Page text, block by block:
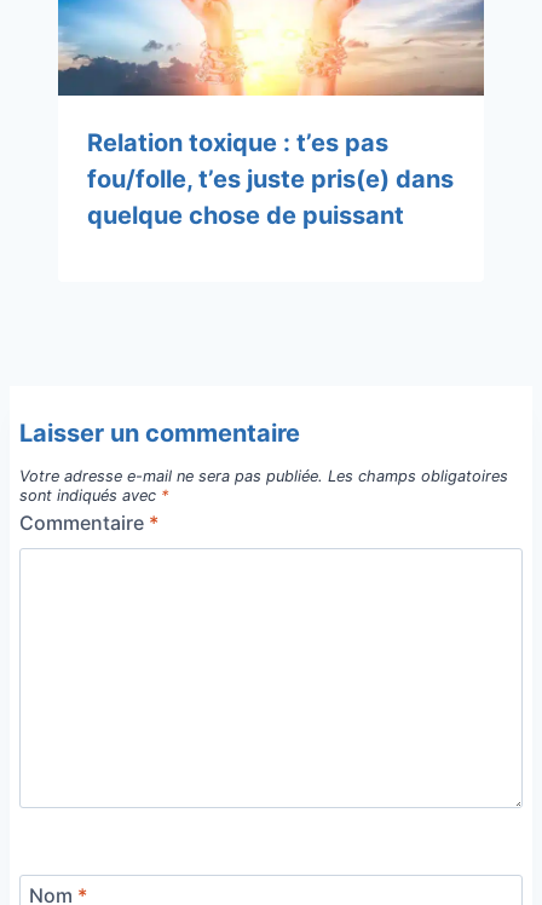
Relation toxique : t’es pas
fou/folle, t’es juste pris(e) dans
quelque chose de puissant
Laisser un commentaire
Votre adresse e-mail ne sera pas publiée. Les champs obligatoires
sont indiqués avec *
Commentaire *
Nom *